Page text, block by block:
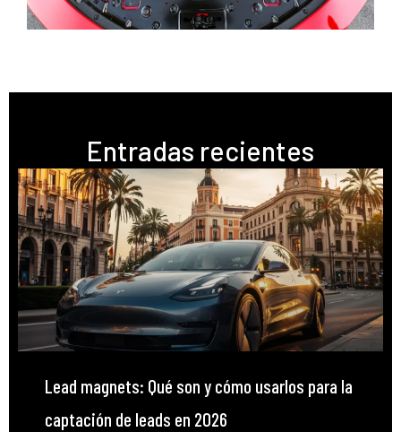
Entradas recientes
Lead magnets: Qué son y cómo usarlos para la
captación de leads en 2026